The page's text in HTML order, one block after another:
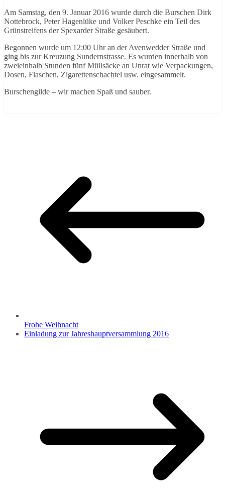
Am Samstag, den 9. Januar 2016 wurde durch die Burschen Dirk
Nottebrock, Peter Hagenlüke und Volker Peschke ein Teil des
Grünstreifens der Spexarder Straße gesäubert.
Begonnen wurde um 12:00 Uhr an der Avenwedder Straße und
ging bis zur Kreuzung Sundernstrasse. Es wurden innerhalb von
zweieinhalb Stunden fünf Müllsäcke an Unrat wie Verpackungen,
Dosen, Flaschen, Zigarettenschachtel usw. eingesammelt.
Burschengilde – wir machen Spaß und sauber.
Frohe Weihnacht
Einladung zur Jahreshauptversammlung 2016